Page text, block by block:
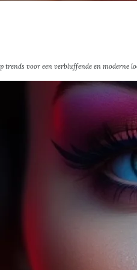
trends voor een verbluffende en moderne